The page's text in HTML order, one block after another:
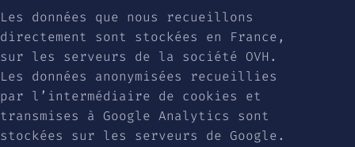
Les données que nous recueillons
directement sont stockées en France,
sur les serveurs de la société OVH.
Les données anonymisées recueillies
par l’intermédiaire de cookies et
transmises à Google Analytics sont
stockées sur les serveurs de Google.